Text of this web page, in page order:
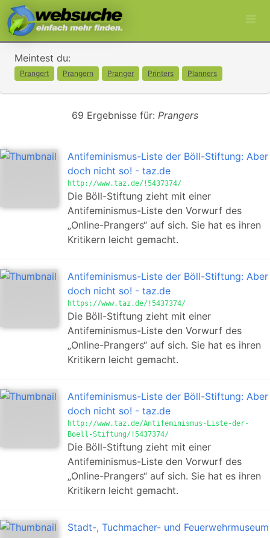
Meintest du:
Prangert Prangern Pranger Printers Planners
69 Ergebnisse für: Prangers
Antifeminismus-Liste der Böll-Stiftung: Aber
doch nicht so! - taz.de
http://www.taz.de/!5437374/
Die Böll-Stiftung zieht mit einer
Antifeminismus-Liste den Vorwurf des
„Online-Prangers“ auf sich. Sie hat es ihren
Kritikern leicht gemacht.
Antifeminismus-Liste der Böll-Stiftung: Aber
doch nicht so! - taz.de
https://www.taz.de/!5437374/
Die Böll-Stiftung zieht mit einer
Antifeminismus-Liste den Vorwurf des
„Online-Prangers“ auf sich. Sie hat es ihren
Kritikern leicht gemacht.
Antifeminismus-Liste der Böll-Stiftung: Aber
doch nicht so! - taz.de
http://www.taz.de/Antifeminismus-Liste-der-
Boell-Stiftung/!5437374/
Die Böll-Stiftung zieht mit einer
Antifeminismus-Liste den Vorwurf des
„Online-Prangers“ auf sich. Sie hat es ihren
Kritikern leicht gemacht.
Stadt-, Tuchmacher- und Feuerwehrmuseum